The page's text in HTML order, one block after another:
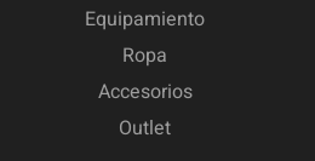
Equipamiento
Ropa
Accesorios
Outlet